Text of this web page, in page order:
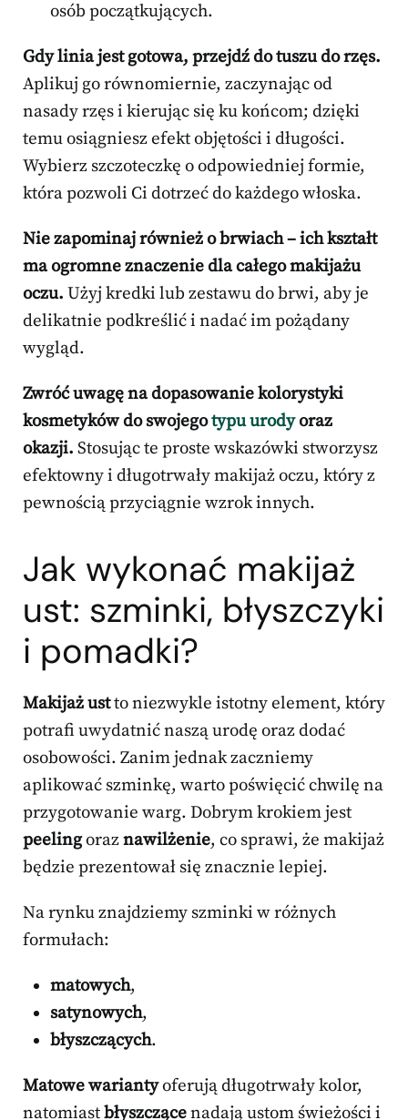
osób początkujących.
Gdy linia jest gotowa, przejdź do tuszu do rzęs.
Aplikuj go równomiernie, zaczynając od
nasady rzęs i kierując się ku końcom; dzięki
temu osiągniesz efekt objętości i długości.
Wybierz szczoteczkę o odpowiedniej formie,
która pozwoli Ci dotrzeć do każdego włoska.
Nie zapominaj również o brwiach – ich kształt
ma ogromne znaczenie dla całego makijażu
oczu. Użyj kredki lub zestawu do brwi, aby je
delikatnie podkreślić i nadać im pożądany
wygląd.
Zwróć uwagę na dopasowanie kolorystyki
kosmetyków do swojegotypu urodyoraz
okazji. Stosując te proste wskazówki stworzysz
efektowny i długotrwały makijaż oczu, który z
pewnością przyciągnie wzrok innych.
Jak wykonać makijaż
ust: szminki, błyszczyki
i pomadki?
Makijaż ustto niezwykle istotny element, który
potrafi uwydatnić naszą urodę oraz dodać
osobowości. Zanim jednak zaczniemy
aplikować szminkę, warto poświęcić chwilę na
przygotowanie warg. Dobrym krokiem jest
peelingoraznawilżenie, co sprawi, że makijaż
będzie prezentował się znacznie lepiej.
Na rynku znajdziemy szminki w różnych
formułach:
matowych,
satynowych,
błyszczących.
Matowe wariantyoferują długotrwały kolor,
natomiastbłyszczącenadają ustom świeżości i